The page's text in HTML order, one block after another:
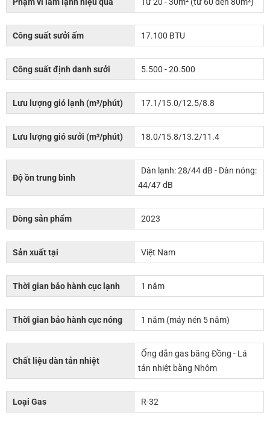
Công suất sưởi ấm 17.100 BTU
Công suất định danh sưởi 5.500 - 20.500
Lưu lượng gió lạnh (m³/phút) 17.1/15.0/12.5/8.8
Lưu lượng gió sưởi (m³/phút) 18.0/15.8/13.2/11.4
Độ ồn trung bình
Dàn lạnh: 28/44 dB - Dàn nóng:
44/47 dB
Dòng sản phẩm 2023
Sản xuất tại Việt Nam
Thời gian bảo hành cục lạnh 1 năm
Thời gian bảo hành cục nóng 1 năm (máy nén 5 năm)
Chất liệu dàn tản nhiệt
Ống dẫn gas bằng Đồng - Lá
tản nhiệt bằng Nhôm
Loại Gas R-32